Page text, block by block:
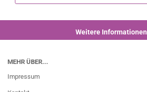
Weitere Informationen
MEHR ÜBER...
Impressum